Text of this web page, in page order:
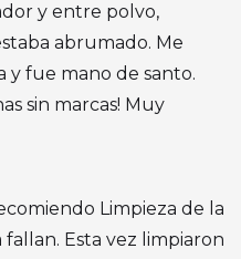
y entre polvo,
abrumado. Me
y fue mano de santo.
sin marcas! Muy
Limpieza de la
Esta vez limpiaron